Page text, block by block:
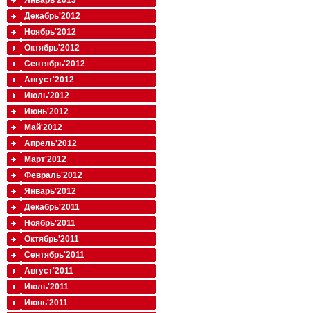
Декабрь'2012
Ноябрь'2012
Октябрь'2012
Сентябрь'2012
Август'2012
Июль'2012
Июнь'2012
Май'2012
Апрель'2012
Март'2012
Февраль'2012
Январь'2012
Декабрь'2011
Ноябрь'2011
Октябрь'2011
Сентябрь'2011
Август'2011
Июль'2011
Июнь'2011